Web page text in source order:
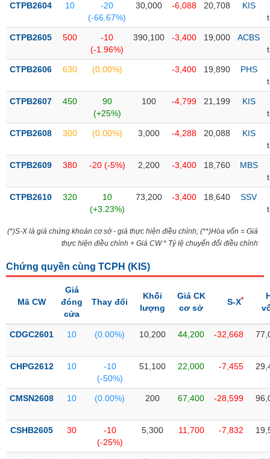
thái
phiếu
mô
thị
Niêm
Niêm
mới
yết
Hủy
yết
dõi
biệt
được
ký
Danh
CTPB2604 10
-20
(-66.67%)
30,000 -6,088 20,708
KIS
CTPB2605 500
-10
(-1.96%)
390,100 -3,400 19,000
ACBS
CTPB2606 630 (0.00%) -3,400 19,890
PHS
CTPB2607 450
90
(+25%)
100 -4,799 21,199
KIS
CTPB2608 300 (0.00%) 3,000 -4,288 20,088
KIS
CTPB2609 380 -20 (-5%) 2,200 -3,400 18,760
MBS
CTPB2610 320
10
(+3.23%)
73,200 -3,400 18,640
SSV
(*)S-X là giá chứng khoán cơ sở - giá thực hiện điều chỉnh; (**)Hòa vốn = Giá
thực hiện điều chỉnh + Giá CW * Tỷ lệ chuyển đổi điều chỉnh
Chứng quyền cùng TCPH (KIS)
Mã CW
Giá
đóng
cửa
Thay đổi
Khối
lượng
Giá CK
cơ sở
S-X*
CDGC2601 10 (0.00%) 10,200 44,200 -32,668
CHPG2612 10
-10
(-50%)
51,100 22,000 -7,455
CMSN2608 10 (0.00%) 200 67,400 -28,599
CSHB2605 30
-10
(-25%)
5,300 11,700 -7,832
NGÀNH
DOANH
NGHIỆP
PHIẾU
PHÁI
PHIẾU
CÔNG
CỤ
TƯ
XUẤT
LIỆU